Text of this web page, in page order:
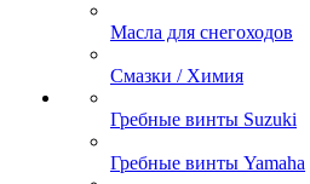
Масла для снегоходов
Смазки / Химия
Гребные винты Suzuki
Гребные винты Yamaha